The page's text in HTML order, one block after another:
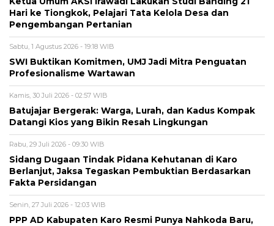
Hari ke Tiongkok, Pelajari Tata Kelola Desa dan
Pengembangan Pertanian
Sabtu, 1 Agustus 2026 - 19:18 WIB
SWI Buktikan Komitmen, UMJ Jadi Mitra Penguatan
Profesionalisme Wartawan
Kamis, 30 Juli 2026 - 02:57 WIB
Batujajar Bergerak: Warga, Lurah, dan Kadus Kompak
Datangi Kios yang Bikin Resah Lingkungan
Rabu, 29 Juli 2026 - 09:30 WIB
Sidang Dugaan Tindak Pidana Kehutanan di Karo
Berlanjut, Jaksa Tegaskan Pembuktian Berdasarkan
Fakta Persidangan
Senin, 27 Juli 2026 - 12:03 WIB
PPP AD Kabupaten Karo Resmi Punya Nahkoda Baru,